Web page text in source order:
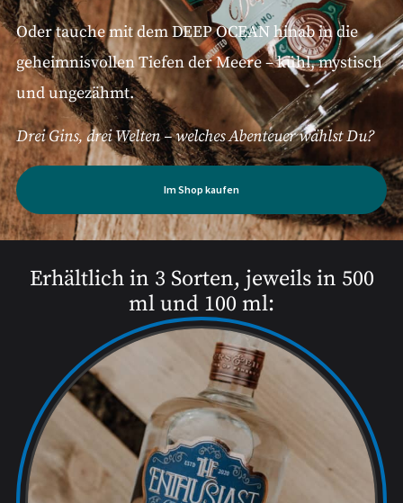
Oder tauche mit dem DEEP OCEAN hinab in die
geheimnisvollen Tiefen der Meere – kühl, mystisch
und ungezähmt.
Drei Gins, drei Welten – welches Abenteuer wählst Du?
Im Shop kaufen
Erhältlich in 3 Sorten, jeweils in 500
ml und 100 ml: